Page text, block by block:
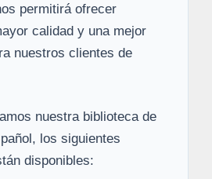
permitirá ofrecer
calidad y una mejor
nuestros clientes de
nuestra biblioteca de
los siguientes
disponibles: